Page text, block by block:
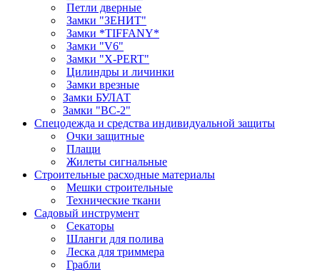
Петли дверные
Замки "ЗЕНИТ"
Замки *TIFFANY*
Замки "V6"
Замки "X-PERT"
Цилиндры и личинки
Замки врезные
Замки БУЛАТ
Замки "ВС-2"
Спецодежда и средства индивидуальной защиты
Очки защитные
Плащи
Жилеты сигнальные
Строительные расходные материалы
Мешки строительные
Технические ткани
Садовый инструмент
Секаторы
Шланги для полива
Леска для триммера
Грабли